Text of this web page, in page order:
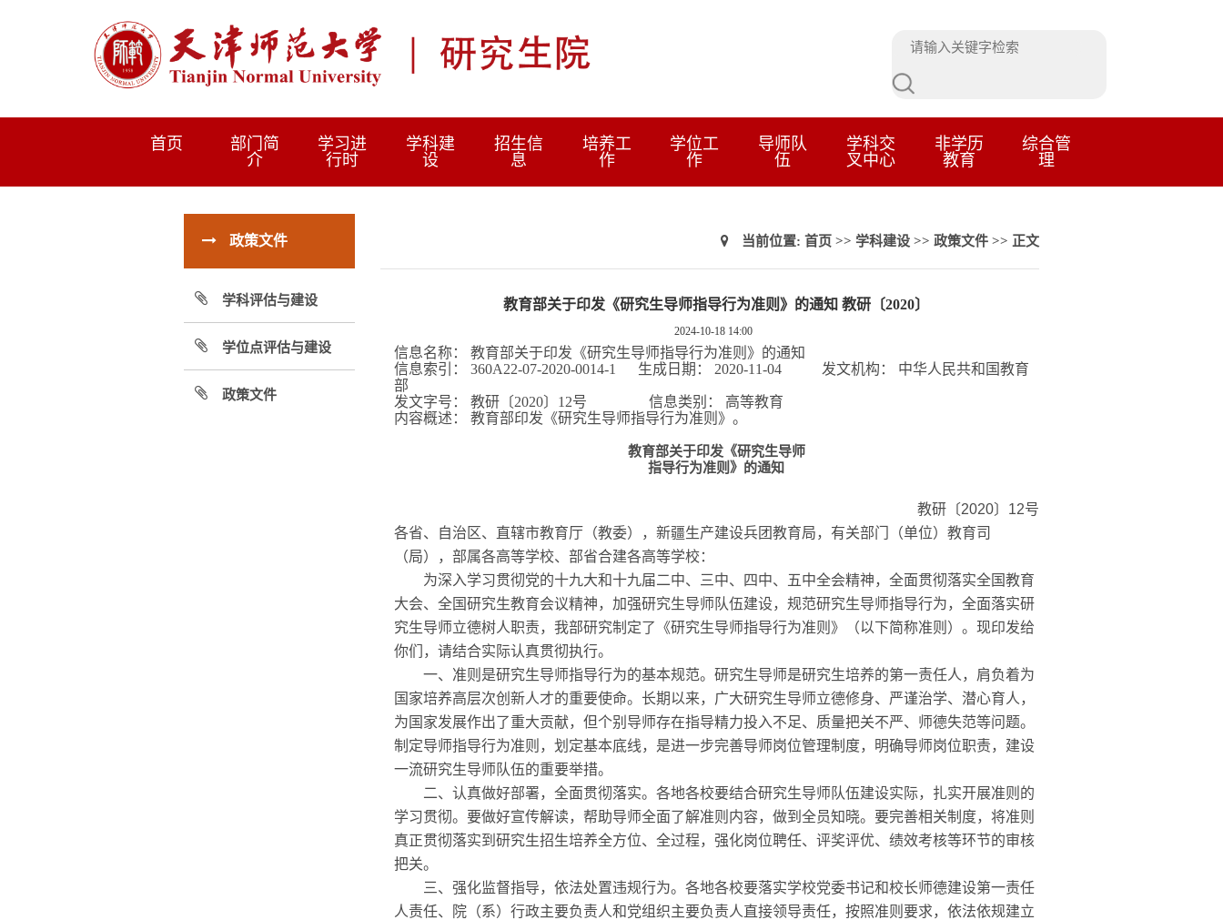
首页
部门简
介
学习进
行时
学科建
设
招生信
息
培养工
作
学位工
作
导师队
伍
学科交
叉中心
非学历
教育
综合管
理
政策文件
学科评估与建设
学位点评估与建设
政策文件
当前位置:首页 >> 学科建设 >>政策文件 >> 正文
教育部关于印发《研究生导师指导行为准则》的通知 教研〔2020〕
2024-10-18 14:00
信息名称：
教育部关于印发《研究生导师指导行为准则》的通知
信息索引：
360A22-07-2020-0014-1 生成日期： 2020-11-04 发文机构：
中华人民共和国教育
部
发文字号：
教研〔2020〕 12号 信息类别：
高等教育
内容概述：
教育部印发《研究生导师指导行为准则》。
教育部关于印发《研究生导师
指导行为准则》的通知
教研〔2020〕12号
各省、自治区、直辖市教育厅（教委），新疆生产建设兵团教育局，有关部门（单位）教育司
（局），部属各高等学校、部省合建各高等学校：
为深入学习贯彻党的十九大和十九届二中、三中、四中、五中全会精神，全面贯彻落实全国教育
大会、全国研究生教育会议精神，加强研究生导师队伍建设，规范研究生导师指导行为，全面落实研
究生导师立德树人职责，我部研究制定了《研究生导师指导行为准则》（以下简称准则）。现印发给
你们，请结合实际认真贯彻执行。
一、准则是研究生导师指导行为的基本规范。研究生导师是研究生培养的第一责任人，肩负着为
国家培养高层次创新人才的重要使命。长期以来，广大研究生导师立德修身、严谨治学、潜心育人，
为国家发展作出了重大贡献，但个别导师存在指导精力投入不足、质量把关不严、师德失范等问题。
制定导师指导行为准则，划定基本底线，是进一步完善导师岗位管理制度，明确导师岗位职责，建设
一流研究生导师队伍的重要举措。
二、认真做好部署，全面贯彻落实。各地各校要结合研究生导师队伍建设实际，扎实开展准则的
学习贯彻。要做好宣传解读，帮助导师全面了解准则内容，做到全员知晓。要完善相关制度，将准则
真正贯彻落实到研究生招生培养全方位、全过程，强化岗位聘任、评奖评优、绩效考核等环节的审核
把关。
三、强化监督指导，依法处置违规行为。各地各校要落实学校党委书记和校长师德建设第一责任
人责任、院（系）行政主要负责人和党组织主要负责人直接领导责任，按照准则要求，依法依规建立